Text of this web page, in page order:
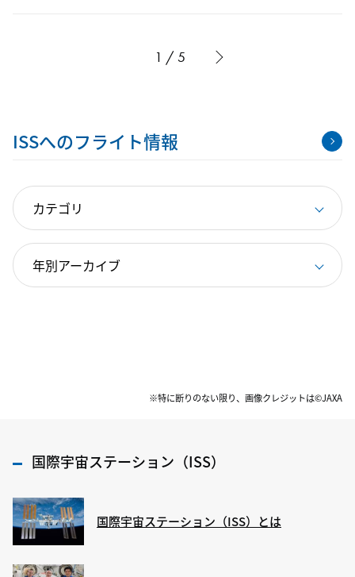
1 / 5
ISSへのフライト情報
※特に断りのない限り、画像クレジットは©JAXA
国際宇宙ステーション（ISS）
国際宇宙ステーション（ISS）とは